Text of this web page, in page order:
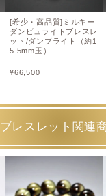
[希少・高品質]ミルキー
ダンビュライトブレスレ
ット/ダンブライト（約1
5.5mm玉）
¥66,500
ブレスレット関連